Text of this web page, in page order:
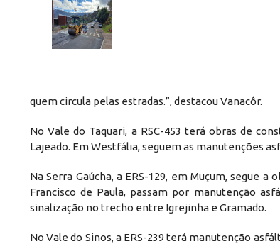
quem circula pelas estradas.”, destacou Vanacôr.
No Vale do Taquari, a RSC-453 terá obras de
Lajeado. Em Westfália, seguem as manutenções
Na Serra Gaúcha, a ERS-129, em Muçum, segue
Francisco de Paula, passam por manutenção
sinalização no trecho entre Igrejinha e Gramado.
No Vale do Sinos, a ERS-239 terá manutenção